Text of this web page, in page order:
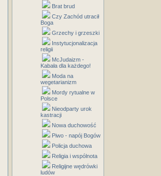
Brat brud
Czy Zachód utracił
Boga
Grzechy i grzeszki
Instytucjonalizacja
religii
McJudaizm -
Kabała dla każdego!
Moda na
wegetarianizm
Mordy rytualne w
Polsce
Nieodparty urok
kastracji
Nowa duchowość
Piwo - napój Bogów
Policja duchowa
Religia i wspólnota
Religijne wędrówki
ludów